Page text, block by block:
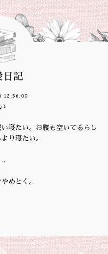
日記
12:56:00
寝たい。お腹も空いてるらし
り寝たい。
…
めとく。